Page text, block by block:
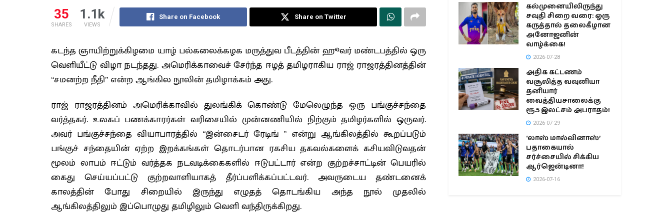
35
SHARES
1.1k
VIEWS
Share on Facebook Share on Twitter
கடந்த ஞாயிற்றுக்கிழமை யாழ் பல்கலைக்கழக மருத்துவ பீடத்தின் ஹூவர் மண்டபத்தில் ஒரு
வெளியீட்டு விழா நடந்தது. அமெரிக்காவைச் சேர்ந்த ஈழத் தமிழராகிய ராஜ் ராஜரத்தினத்தின்
“சமனற்ற நீதி” என்ற ஆங்கில நூலின் தமிழாக்கம் அது.
ராஜ் ராஜரத்தினம் அமெரிக்காவில் துலங்கிக் கொண்டு மேலெழுந்த ஒரு பங்குச்சந்தை
வர்த்தகர். உலகப் பணக்காரர்கள் வரிசையில் முன்னணியில் நிற்கும் தமிழர்களில் ஒருவர்.
அவர் பங்குச்சந்தை வியாபாரத்தில் “இன்சைடர் ரேடிங் ” என்று ஆங்கிலத்தில் கூறப்படும்
பங்குச் சந்தையின் ஏற்ற இறக்கங்கள் தொடர்பான ரகசிய தகவல்களைக் கசியவிடுவதன்
மூலம் லாபம் ஈட்டும் வர்த்தக நடவடிக்கைகளில் ஈடுபட்டார் என்ற குற்றச்சாட்டின் பெயரில்
கைது செய்யப்பட்டு குற்றவாளியாகத் தீர்ப்பளிக்கப்பட்டவர். அவருடைய தண்டனைக்
காலத்தின் போது சிறையில் இருந்து எழுதத் தொடங்கிய அந்த நூல் முதலில்
ஆங்கிலத்திலும் இப்பொழுது தமிழிலும் வெளி வந்திருக்கிறது.
கல்முனையிலிருந்து
சவுதி சிறை வரை: ஒரு
கருத்தால் தலைகீழான
அனோஜனின்
வாழ்க்கை!
2026-07-28
அதிக கட்டணம்
வசூலித்த வவுனியா
தனியார்
வைத்தியசாலைக்கு
ரூ.5 இலட்சம் அபராதம்!
2026-07-29
‘லாஸ் மால்வினாஸ்’
பதாகையால்
சர்ச்சையில் சிக்கிய
ஆர்ஜென்டினா!
2026-07-16